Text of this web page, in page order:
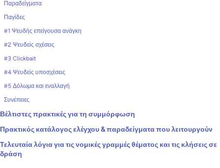
Παραδείγματα
Παγίδες
#1 Ψευδής επείγουσα ανάγκη
#2 Ψευδείς σχέσεις
#3 Clickbait
#4 Ψευδείς υποσχέσεις
#5 Δόλωμα και εναλλαγή
Συνέπειες
Βέλτιστες πρακτικές για τη συμμόρφωση
Πρακτικός κατάλογος ελέγχου & παραδείγματα που λειτουργούν
Τελευταία λόγια για τις νομικές γραμμές θέματος και τις κλήσεις σε
δράση